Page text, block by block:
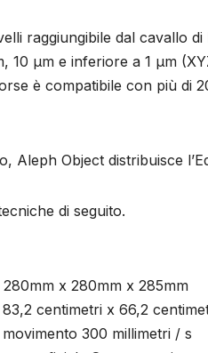
raggiungibile dal cavallo
10 μm e inferiore a 1 μm
è compatibile con più di
Aleph Object distribuisce
di seguito.
x 280mm x 285mm
centimetri x 66,2
300 millimetri / s